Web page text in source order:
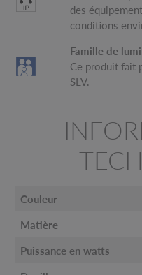
des
conditions
Famille de
Ce produit fait
SLV.
Couleur
Matière
Puissance en watts